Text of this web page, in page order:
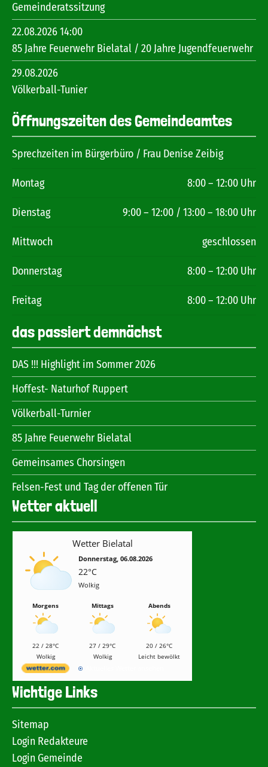
Gemeinderatssitzung
22.08.2026 14:00
85 Jahre Feuerwehr Bielatal / 20 Jahre Jugendfeuerwehr
29.08.2026
Völkerball-Tunier
Öffnungszeiten des Gemeindeamtes
Sprechzeiten im Bürgerbüro / Frau Denise Zeibig
Montag 8:00 – 12:00 Uhr
Dienstag 9:00 – 12:00 / 13:00 – 18:00 Uhr
Mittwoch geschlossen
Donnerstag 8:00 – 12:00 Uhr
Freitag 8:00 – 12:00 Uhr
das passiert demnächst
DAS !!! Highlight im Sommer 2026
Hoffest- Naturhof Ruppert
Völkerball-Turnier
85 Jahre Feuerwehr Bielatal
Gemeinsames Chorsingen
Felsen-Fest und Tag der offenen Tür
Wetter aktuell
Wetter Bielatal
Donnerstag, 06.08.2026
22°C
Wolkig
Morgens
22 / 28°C
Wolkig
Mittags
27 / 29°C
Wolkig
Abends
20 / 26°C
Leicht bewölkt
Wichtige Links
Sitemap
Login Redakteure
Login Gemeinde